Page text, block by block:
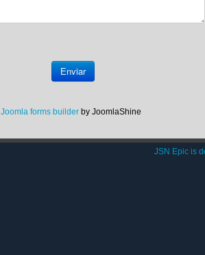
Enviar
Joomla forms builder by JoomlaShine
JSN Epic is